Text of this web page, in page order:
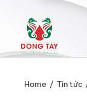
content
Home Tin tức